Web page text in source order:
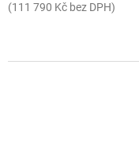
(111 790 Kč bez DPH)